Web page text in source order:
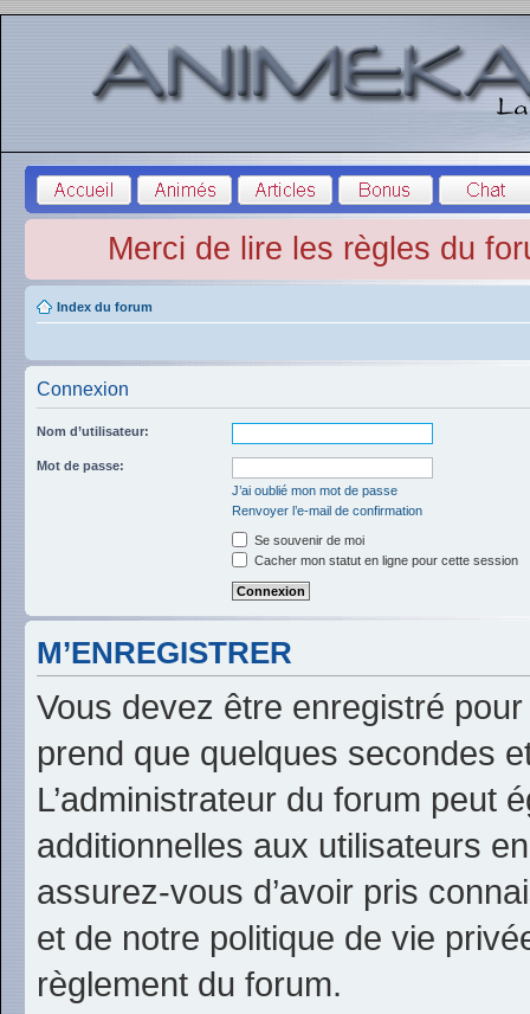
Merci de lire les règles du
Index du forum
Connexion
Nom d’utilisateur:
Mot de passe:
J’ai oublié mon mot de passe
Renvoyer l’e-mail de confirmation
Se souvenir de moi
Cacher mon statut en ligne pour cette session
M’ENREGISTRER
Vous devez être enregistré
prend que quelques secondes
L’administrateur du forum peut
additionnelles aux utilisateurs
assurez-vous d’avoir pris
et de notre politique de vie
règlement du forum.